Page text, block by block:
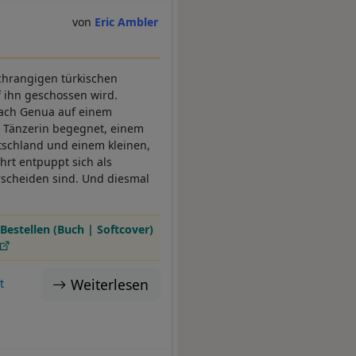
Eric Ambler
türkischen
geschossen wird.
Genua auf einem
begegnet, einem
und einem kleinen,
entpuppt sich als
sind. Und diesmal
Bestellen (Buch | Softcover)
Weiterlesen